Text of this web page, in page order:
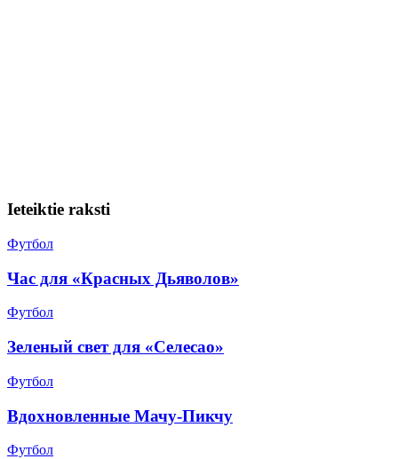
Ieteiktie raksti
Футбол
Час для «Красных Дьяволов»
Футбол
Зеленый свет для «Селесао»
Футбол
Вдохновленные Мачу-Пикчу
Футбол